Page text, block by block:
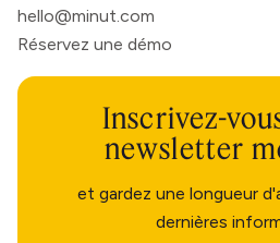
hello@minut.com
Réservez une démo
Inscrivez-
newsletter
et gardez une longueur
dernières